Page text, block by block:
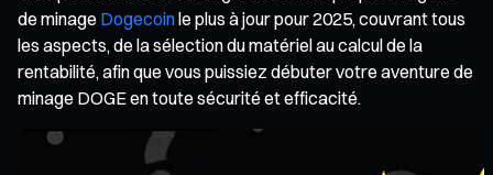
de minage Dogecoinle plus à jour pour 2025, couvrant tous
les aspects, de la sélection du matériel au calcul de la
rentabilité, afin que vous puissiez débuter votre aventure de
minage DOGE en toute sécurité et efficacité.